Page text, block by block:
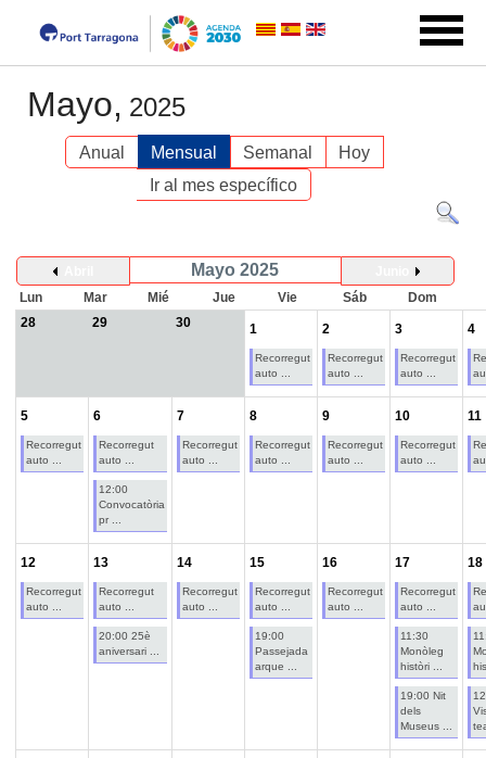
Mayo, 2025
Anual Mensual Semanal
Hoy
Ir al mes específico
Mayo 2025
Lun
Mar Mié Jue Vie Sáb
Dom
28
29 30 1
Recorregut
auto ...
2
Recorregut
auto ...
3
Recorregut
auto ...
4
5
Recorregut
auto ...
6
Recorregut
auto ...
12:00
Convocatòria
pr ...
7
Recorregut
auto ...
8
Recorregut
auto ...
9
Recorregut
auto ...
10
Recorregut
auto ...
11
12
Recorregut
auto ...
13
Recorregut
auto ...
20:00 25è
aniversari ...
14
Recorregut
auto ...
15
Recorregut
auto ...
19:00
Passejada
arque ...
16
Recorregut
auto ...
17
Recorregut
auto ...
11:30
Monòleg
històri ...
19:00 Nit
dels
Museus ...
18